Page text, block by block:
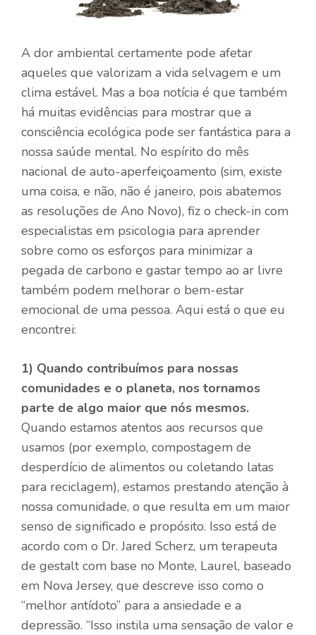
A dor ambiental certamente pode afetar
aqueles que valorizam a vida selvagem e um
clima estável. Mas a boa notícia é que também
há muitas evidências para mostrar que a
consciência ecológica pode ser fantástica para a
nossa saúde mental. No espírito do mês
nacional de auto-aperfeiçoamento (sim, existe
uma coisa, e não, não é janeiro, pois abatemos
as resoluções de Ano Novo), fiz o check-in com
especialistas em psicologia para aprender
sobre como os esforços para minimizar a
pegada de carbono e gastar tempo ao ar livre
também podem melhorar o bem-estar
emocional de uma pessoa. Aqui está o que eu
encontrei:
1) Quando contribuímos para nossas
comunidades e o planeta, nos tornamos
parte de algo maior que nós mesmos.
Quando estamos atentos aos recursos que
usamos (por exemplo, compostagem de
desperdício de alimentos ou coletando latas
para reciclagem), estamos prestando atenção à
nossa comunidade, o que resulta em um maior
senso de significado e propósito. Isso está de
acordo com o Dr. Jared Scherz, um terapeuta
de gestalt com base no Monte, Laurel, baseado
em Nova Jersey, que descreve isso como o
“melhor antídoto” para a ansiedade e a
depressão. “Isso instila uma sensação de valor e